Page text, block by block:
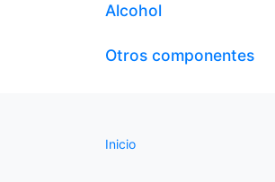
Alcohol
Otros componentes
Inicio